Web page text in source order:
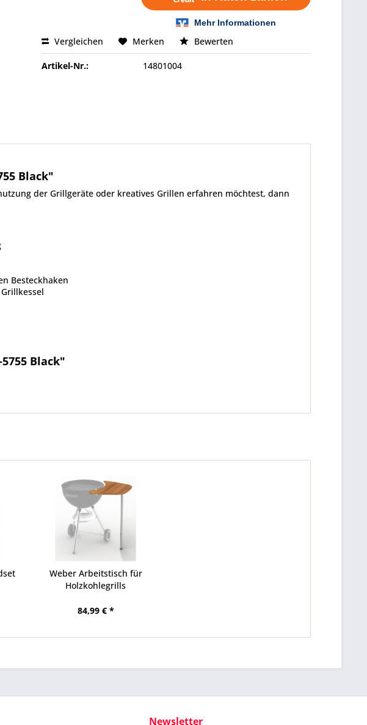
Vergleichen Merken Bewerten
Artikel-Nr.: 14801004
Black"
der Grillgeräte oder kreatives Grillen erfahren möchtest, dann
Besteckhaken
Black"
Weber Arbeitstisch für
Holzkohlegrills
84,99 € *
Newsletter